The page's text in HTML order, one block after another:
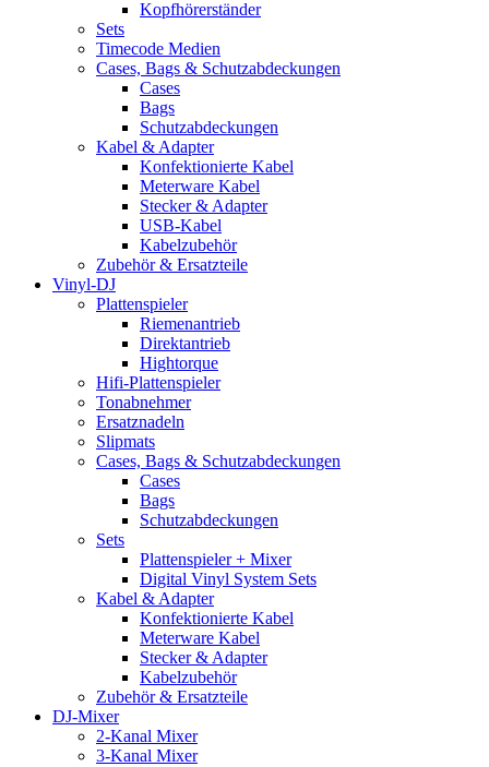
Kopfhörerständer
Sets
Timecode Medien
Cases, Bags & Schutzabdeckungen
Cases
Bags
Schutzabdeckungen
Kabel & Adapter
Konfektionierte Kabel
Meterware Kabel
Stecker & Adapter
USB-Kabel
Kabelzubehör
Zubehör & Ersatzteile
Vinyl-DJ
Plattenspieler
Riemenantrieb
Direktantrieb
Hightorque
Hifi-Plattenspieler
Tonabnehmer
Ersatznadeln
Slipmats
Cases, Bags & Schutzabdeckungen
Cases
Bags
Schutzabdeckungen
Sets
Plattenspieler + Mixer
Digital Vinyl System Sets
Kabel & Adapter
Konfektionierte Kabel
Meterware Kabel
Stecker & Adapter
Kabelzubehör
Zubehör & Ersatzteile
DJ-Mixer
2-Kanal Mixer
3-Kanal Mixer